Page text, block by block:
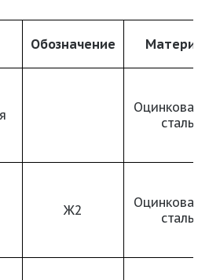
Обозначение
сталь
Ж2
сталь